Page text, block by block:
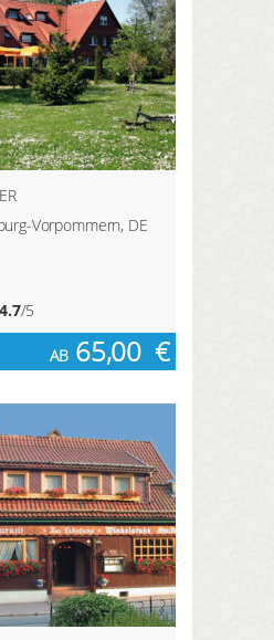
Vorpommern, DE
4.7/5
AB 65,00 €